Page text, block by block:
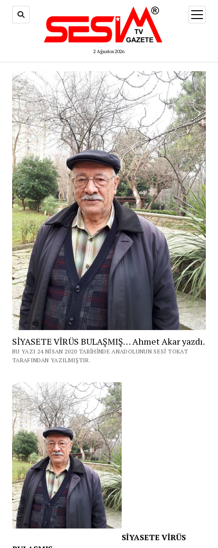
2 Ağustos 2026
aç
SİYASETE VİRÜS BULAŞMIŞ… Ahmet Akar yazdı.
BU YAZI 24 NISAN 2020 TARIHINDE ANADOLUNUN SESI TOKAT
TARAFINDAN YAZILMIŞTIR.
SİYASETE VİRÜS